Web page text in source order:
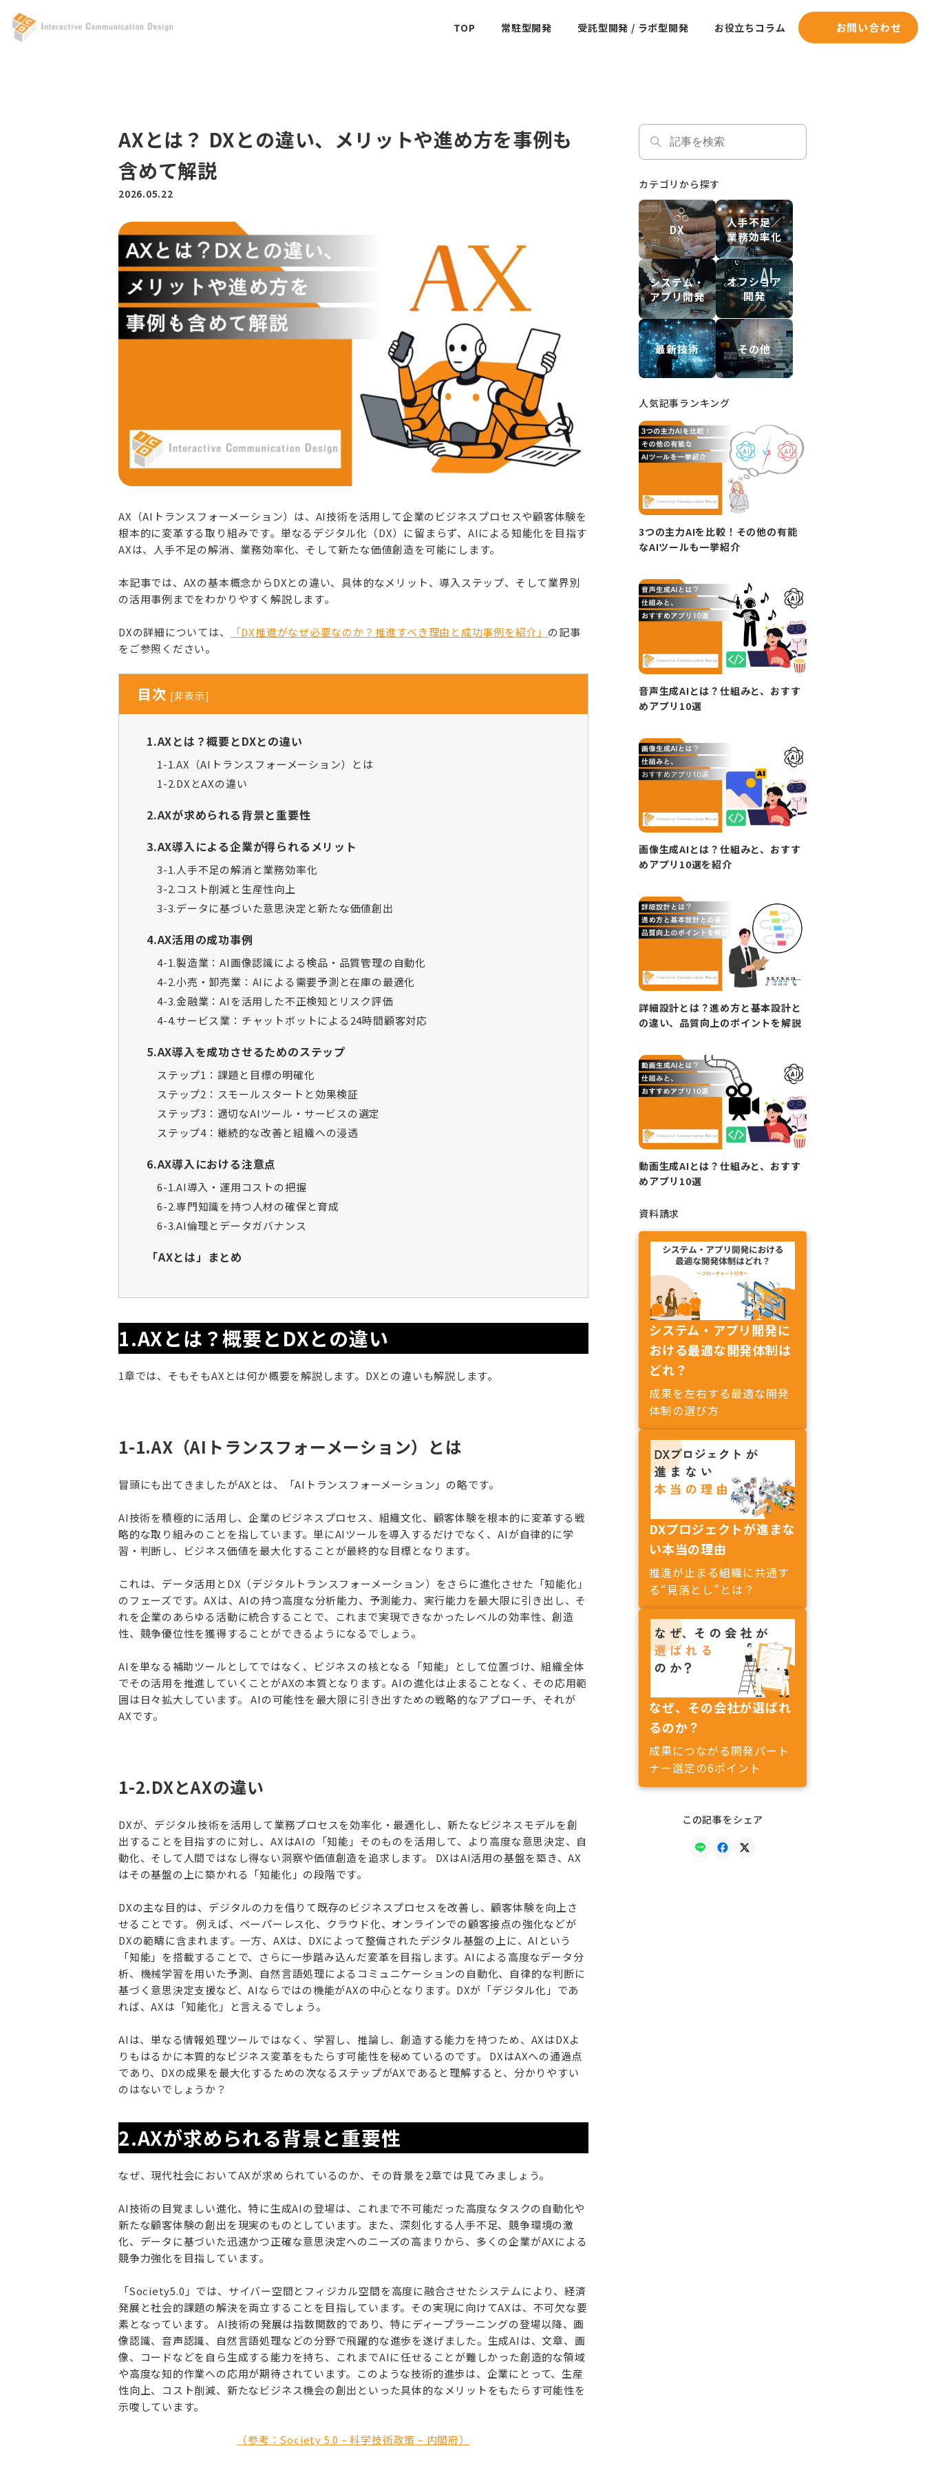
TOP 常駐型開発 受託型開発 / ラボ型開発 お役立ちコラム お問い合わせ
AXとは？ DXとの違い、メリットや進め方を事例も
含めて解説
2026.05.22
AX（AIトランスフォーメーション）は、AI技術を活用して企業のビジネスプロセスや顧客体験を
根本的に変革する取り組みです。単なるデジタル化（DX）に留まらず、AIによる知能化を目指す
AXは、人手不足の解消、業務効率化、そして新たな価値創造を可能にします。
本記事では、AXの基本概念からDXとの違い、具体的なメリット、導入ステップ、そして業界別
の活用事例までをわかりやすく解説します。
DXの詳細については、 「DX推進がなぜ必要なのか？推進すべき理由と成功事例を紹介」 の記事
をご参照ください。
目次 [非表示]
1.AXとは？概要とDXとの違い
1-1.AX（AIトランスフォーメーション）とは
1-2.DXとAXの違い
2.AXが求められる背景と重要性
3.AX導入による企業が得られるメリット
3-1.人手不足の解消と業務効率化
3-2.コスト削減と生産性向上
3-3.データに基づいた意思決定と新たな価値創出
4.AX活用の成功事例
4-1.製造業：AI画像認識による検品・品質管理の自動化
4-2.小売・卸売業：AIによる需要予測と在庫の最適化
4-3.金融業：AIを活用した不正検知とリスク評価
4-4.サービス業：チャットボットによる24時間顧客対応
5.AX導入を成功させるためのステップ
ステップ1：課題と目標の明確化
ステップ2：スモールスタートと効果検証
ステップ3：適切なAIツール・サービスの選定
ステップ4：継続的な改善と組織への浸透
6.AX導入における注意点
6-1.AI導入・運用コストの把握
6-2.専門知識を持つ人材の確保と育成
6-3.AI倫理とデータガバナンス
「AXとは」まとめ
1.AXとは？概要とDXとの違い
1章では、そもそもAXとは何か概要を解説します。DXとの違いも解説します。
1-1.AX（AIトランスフォーメーション）とは
冒頭にも出てきましたがAXとは、「AIトランスフォーメーション」の略です。
AI技術を積極的に活用し、企業のビジネスプロセス、組織文化、顧客体験を根本的に変革する戦
略的な取り組みのことを指しています。単にAIツールを導入するだけでなく、AIが自律的に学
習・判断し、ビジネス価値を最大化することが最終的な目標となります。
これは、データ活用とDX（デジタルトランスフォーメーション）をさらに進化させた「知能化」
のフェーズです。AXは、AIの持つ高度な分析能力、予測能力、実行能力を最大限に引き出し、そ
れを企業のあらゆる活動に統合することで、これまで実現できなかったレベルの効率性、創造
性、競争優位性を獲得することができるようになるでしょう。
AIを単なる補助ツールとしてではなく、ビジネスの核となる「知能」として位置づけ、組織全体
でその活用を推進していくことがAXの本質となります。AIの進化は止まることなく、その応用範
囲は日々拡大しています。 AIの可能性を最大限に引き出すための戦略的なアプローチ、それが
AXです。
1-2.DXとAXの違い
DXが、デジタル技術を活用して業務プロセスを効率化・最適化し、新たなビジネスモデルを創
出することを目指すのに対し、AXはAIの「知能」そのものを活用して、より高度な意思決定、自
動化、そして人間ではなし得ない洞察や価値創造を追求します。 DXはAI活用の基盤を築き、AX
はその基盤の上に築かれる「知能化」の段階です。
DXの主な目的は、デジタルの力を借りて既存のビジネスプロセスを改善し、顧客体験を向上さ
せることです。 例えば、ペーパーレス化、クラウド化、オンラインでの顧客接点の強化などが
DXの範疇に含まれます。一方、AXは、DXによって整備されたデジタル基盤の上に、AIという
「知能」を搭載することで、さらに一歩踏み込んだ変革を目指します。AIによる高度なデータ分
析、機械学習を用いた予測、自然言語処理によるコミュニケーションの自動化、自律的な判断に
基づく意思決定支援など、AIならではの機能がAXの中心となります。DXが「デジタル化」であ
れば、AXは「知能化」と言えるでしょう。
AIは、単なる情報処理ツールではなく、学習し、推論し、創造する能力を持つため、AXはDXよ
りもはるかに本質的なビジネス変革をもたらす可能性を秘めているのです。 DXはAXへの通過点
であり、DXの成果を最大化するための次なるステップがAXであると理解すると、分かりやすい
のはないでしょうか？
2.AXが求められる背景と重要性
なぜ、現代社会においてAXが求められているのか、その背景を2章では見てみましょう。
AI技術の目覚ましい進化、特に生成AIの登場は、これまで不可能だった高度なタスクの自動化や
新たな顧客体験の創出を現実のものとしています。また、深刻化する人手不足、競争環境の激
化、データに基づいた迅速かつ正確な意思決定へのニーズの高まりから、多くの企業がAXによる
競争力強化を目指しています。
「Society5.0」では、サイバー空間とフィジカル空間を高度に融合させたシステムにより、経済
発展と社会的課題の解決を両立することを目指しています。その実現に向けてAXは、不可欠な要
素となっています。 AI技術の発展は指数関数的であり、特にディープラーニングの登場以降、画
像認識、音声認識、自然言語処理などの分野で飛躍的な進歩を遂げました。生成AIは、文章、画
像、コードなどを自ら生成する能力を持ち、これまでAIに任せることが難しかった創造的な領域
や高度な知的作業への応用が期待されています。このような技術的進歩は、企業にとって、生産
性向上、コスト削減、新たなビジネス機会の創出といった具体的なメリットをもたらす可能性を
示唆しています。
（参考：Society 5.0 – 科学技術政策 – 内閣府）
カテゴリから探す
DX
人手不足／
業務効率化
システム・
アプリ開発
オフショア
開発
最新技術 その他
人気記事ランキング
3つの主力AIを比較！その他の有能
なAIツールも一挙紹介
音声生成AIとは？仕組みと、おすす
めアプリ10選
画像生成AIとは？仕組みと、おすす
めアプリ10選を紹介
詳細設計とは？進め方と基本設計と
の違い、品質向上のポイントを解説
動画生成AIとは？仕組みと、おすす
めアプリ10選
資料請求
システム・アプリ開発に
おける最適な開発体制は
どれ？
成果を左右する最適な開発
体制の選び方
DXプロジェクトが進まな
い本当の理由
推進が止まる組織に共通す
る“見落とし”とは？
なぜ、その会社が選ばれ
るのか？
成果につながる開発パート
ナー選定の6ポイント
この記事をシェア